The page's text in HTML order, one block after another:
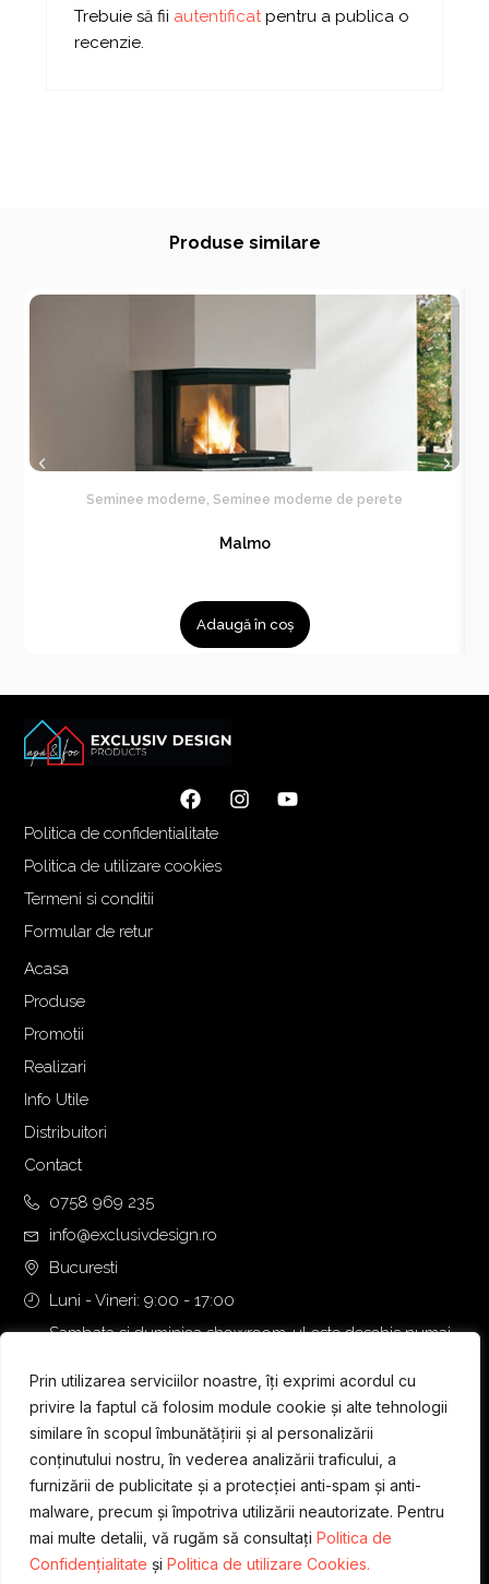
Prin utilizarea serviciilor noastre, îți exprimi acordul cu
privire la faptul că folosim module cookie și alte tehnologii
similare în scopul îmbunătățirii și al personalizării
conținutului nostru, în vederea analizării traficului, a
furnizării de publicitate și a protecției anti-spam și anti-
malware, precum și împotriva utilizării neautorizate. Pentru
mai multe detalii, vă rugăm să consultați Politica de
Confidențialitate și Politica de utilizare Cookies.
Trebuie să fii autentificatpentru a publica o
recenzie.
Produse similare
Seminee moderne Seminee moderne de perete
Malmo
Adaugă în coș
Politica de confidentialitate
Politica de utilizare cookies
Termeni si conditii
Formular de retur
Acasa
Produse
Promotii
Realizari
Info Utile
Distribuitori
Contact
0758 969 235
info@exclusivdesign.ro
Bucuresti
Luni - Vineri: 9:00 - 17:00
Sambata si duminica showroom-ul este deschis numai